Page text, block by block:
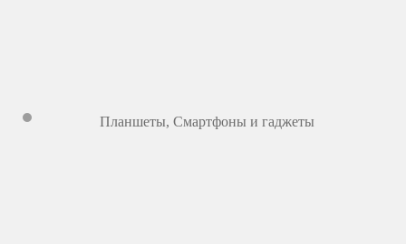
Планшеты, Смартфоны и гаджеты